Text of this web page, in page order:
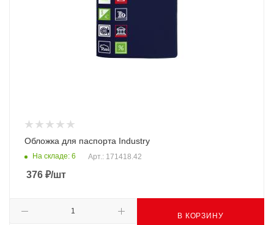
Обложка для паспорта Industry
На складе: 6 Арт.: 171418.42
376 ₽/шт
В КОРЗИНУ